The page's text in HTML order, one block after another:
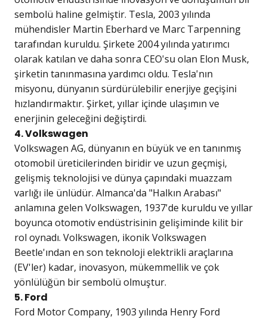
sembolü haline gelmiştir. Tesla, 2003 yılında
mühendisler Martin Eberhard ve Marc Tarpenning
tarafından kuruldu. Şirkete 2004 yılında yatırımcı
olarak katılan ve daha sonra CEO'su olan Elon Musk,
şirketin tanınmasına yardımcı oldu. Tesla'nın
misyonu, dünyanın sürdürülebilir enerjiye geçişini
hızlandırmaktır. Şirket, yıllar içinde ulaşımın ve
enerjinin geleceğini değiştirdi.
4. Volkswagen
Volkswagen AG, dünyanın en büyük ve en tanınmış
otomobil üreticilerinden biridir ve uzun geçmişi,
gelişmiş teknolojisi ve dünya çapındaki muazzam
varlığı ile ünlüdür. Almanca'da "Halkın Arabası"
anlamına gelen Volkswagen, 1937'de kuruldu ve yıllar
boyunca otomotiv endüstrisinin gelişiminde kilit bir
rol oynadı. Volkswagen, ikonik Volkswagen
Beetle'ından en son teknoloji elektrikli araçlarına
(EV'ler) kadar, inovasyon, mükemmellik ve çok
yönlülüğün bir sembolü olmuştur.
5. Ford
Ford Motor Company, 1903 yılında Henry Ford